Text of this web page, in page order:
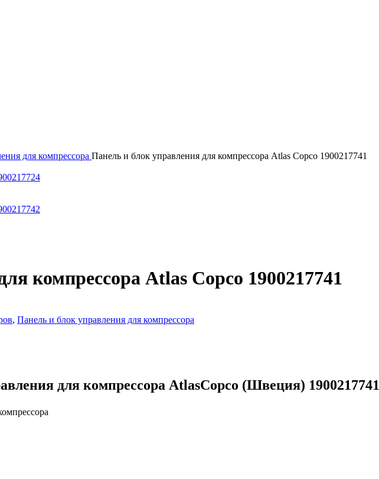
для компрессора Панель и блок управления для компрессора Atlas Copco 1900217741
компрессора Atlas Copco 1900217741
, Панель и блок управления для компрессора
для компрессора AtlasCopco (Швеция) 1900217741